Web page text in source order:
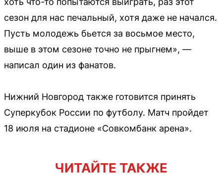
сезон для нас печальный, хотя даже не начался.
Пусть молодежь бьется за восьмое место,
выше в этом сезоне точно не прыгнем», —
написал один из фанатов.
Нижний Новгород также готовится принять
Суперкубок России по футболу. Матч пройдет
18 июля на стадионе «Совкомбанк арена».
ЧИТАЙТЕ ТАКЖЕ